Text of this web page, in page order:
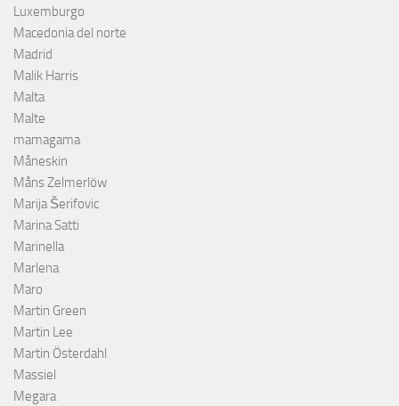
Luxemburgo
Macedonia del norte
Madrid
Malik Harris
Malta
Malte
mamagama
Måneskin
Måns Zelmerlöw
Marija Šerifovic
Marina Satti
Marinella
Marlena
Maro
Martin Green
Martin Lee
Martin Österdahl
Massiel
Megara